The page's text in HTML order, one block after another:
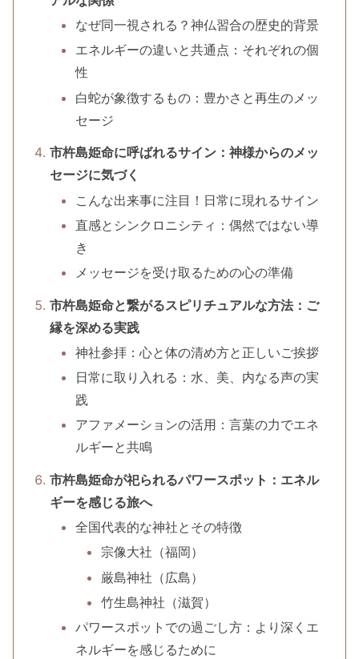
なぜ同一視される？神仏習合の歴史的背景
エネルギーの違いと共通点：それぞれの個
性
白蛇が象徴するもの：豊かさと再生のメッ
セージ
市杵島姫命に呼ばれるサイン：神様からのメッ
セージに気づく
こんな出来事に注目！日常に現れるサイン
直感とシンクロニシティ：偶然ではない導
き
メッセージを受け取るための心の準備
市杵島姫命と繋がるスピリチュアルな方法：ご
縁を深める実践
神社参拝：心と体の清め方と正しいご挨拶
日常に取り入れる：水、美、内なる声の実
践
アファメーションの活用：言葉の力でエネ
ルギーと共鳴
市杵島姫命が祀られるパワースポット：エネル
ギーを感じる旅へ
全国代表的な神社とその特徴
宗像大社（福岡）
厳島神社（広島）
竹生島神社（滋賀）
パワースポットでの過ごし方：より深くエ
ネルギーを感じるために